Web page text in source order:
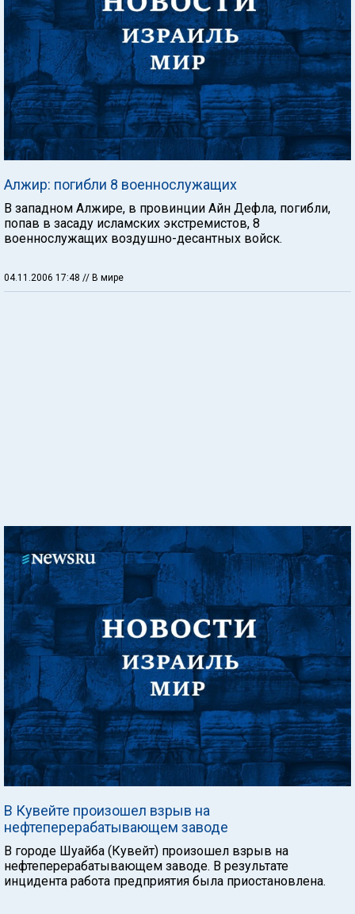
Алжир: погибли 8 военнослужащих
В западном Алжире, в провинции Айн Дефла, погибли,
попав в засаду исламских экстремистов, 8
военнослужащих воздушно-десантных войск.
04.11.2006 17:48 // В мире
В Кувейте произошел взрыв на
нефтеперерабатывающем заводе
В городе Шуайба (Кувейт) произошел взрыв на
нефтеперерабатывающем заводе. В результате
инцидента работа предприятия была приостановлена.